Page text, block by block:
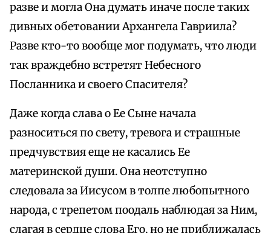
разве и могла Она думать иначе после таких
дивных обетовании Архангела Гавриила?
Разве кто-то вообще мог подумать, что люди
так враждебно встретят Небесного
Посланника и своего Спасителя?
Даже когда слава о Ее Сыне начала
разноситься по свету, тревога и страшные
предчувствия еще не касались Ее
материнской души. Она неотступно
следовала за Иисусом в толпе любопытного
народа, с трепетом поодаль наблюдая за Ним,
слагая в сердце слова Его, но не приближалась